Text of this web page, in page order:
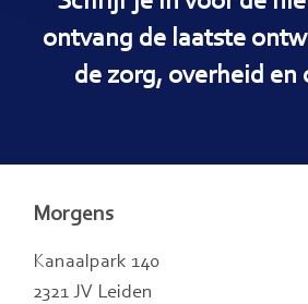
ontvang de laatste
de zorg, overheid en
Morgens
Kanaalpark 140
2321 JV Leiden